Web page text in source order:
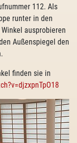
112. Als
runter in den
ausprobieren
Außenspiegel den
finden sie in